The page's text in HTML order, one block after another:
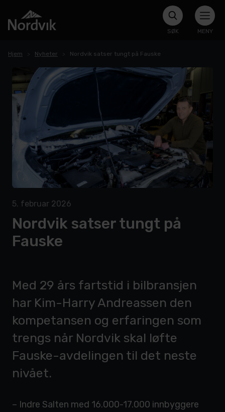
SØK MENY
Hjem Nyheter Nordvik satser tungt på Fauske
5. februar 2026
Nordvik satser tungt på
Fauske
Med 29 års fartstid i bilbransjen
har Kim-Harry Andreassen den
kompetansen og erfaringen som
trengs når Nordvik skal løfte
Fauske-avdelingen til det neste
nivået.
– Indre Salten med 16.000-17.000 innbyggere